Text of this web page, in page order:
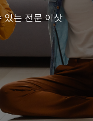
있는 전문 이삿